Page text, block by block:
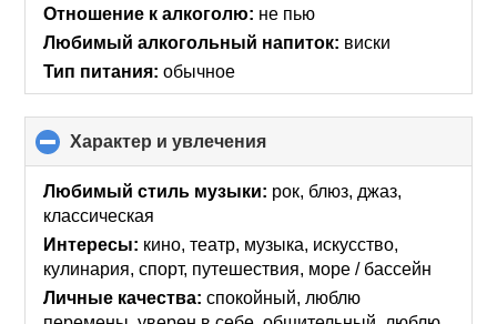
Отношение к алкоголю: не пью
Любимый алкогольный напиток: виски
Тип питания: обычное
Характер и увлечения
to
collapse
Любимый стиль музыки: рок, блюз, джаз,
классическая
Интересы: кино, театр, музыка, искусcтво,
кулинария, спорт, путешествия, море / бассейн
Личные качества: спокойный, люблю